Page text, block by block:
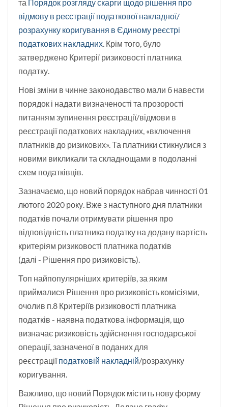
та Порядок розгляду скарги щодо рішення про
відмову в реєстрації податкової накладної/
розрахунку коригування в Єдиному реєстрі
податкових накладних. Крім того, було
затверджено Критерії ризиковості платника
податку.
Нові зміни в чинне законодавство мали б навести
порядок і надати визначеності та прозорості
питанням зупинення реєстрації/відмови в
реєстрації податкових накладних, «включення
платників до ризикових». Та платники стикнулися з
новими викликали та складнощами в подоланні
схем податківців.
Зазначаємо, що новий порядок набрав чинності 01
лютого 2020 року. Вже з наступного дня платники
податків почали отримувати рішення про
відповідність платника податку на додану вартість
критеріям ризиковості платника податків
(далі - Рішення про ризиковість).
Топ найпопулярніших критеріїв, за яким
приймалися Рішення про ризиковість комісіями,
очолив п.8 Критеріїв ризиковості платника
податків - наявна податкова інформація, що
визначає ризиковість здійснення господарської
операції, зазначеної в поданих для
реєстраціїподатковій накладній/розрахунку
коригування.
Важливо, що новий Порядок містить нову форму